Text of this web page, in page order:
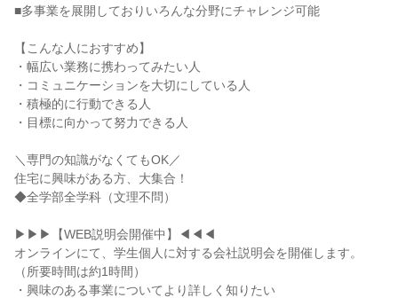
■多事業を展開しておりいろんな分野にチャレンジ可能
【こんな人におすすめ】
・幅広い業務に携わってみたい人
・コミュニケーションを大切にしている人
・積極的に行動できる人
・目標に向かって努力できる人
＼専門の知識がなくてもOK／
住宅に興味がある方、大集合！
◆全学部全学科（文理不問）
▶▶▶【WEB説明会開催中】◀◀◀
オンラインにて、学生個人に対する会社説明会を開催します。
（所要時間は約1時間）
・興味のある事業についてより詳しく知りたい